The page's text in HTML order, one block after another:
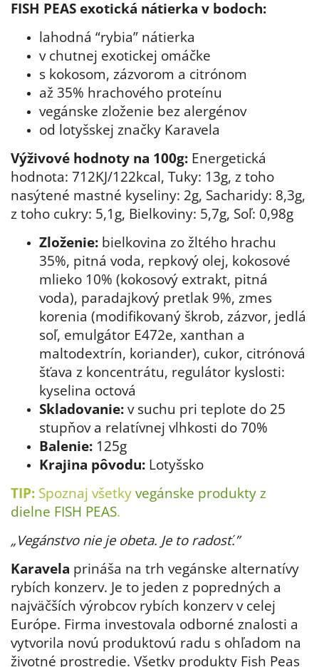
FISH PEAS exotická nátierka v bodoch:
lahodná “rybia” nátierka
v chutnej exotickej omáčke
s kokosom, zázvorom a citrónom
až 35% hrachového proteínu
vegánske zloženie bez alergénov
od lotyšskej značky Karavela
Výživové hodnoty na 100g: Energetická
hodnota: 712KJ/122kcal, Tuky: 13g, z toho
nasýtené mastné kyseliny: 2g, Sacharidy: 8,3g,
z toho cukry: 5,1g, Bielkoviny: 5,7g, Soľ: 0,98g
Zloženie: bielkovina zo žltého hrachu
35%, pitná voda, repkový olej, kokosové
mlieko 10% (kokosový extrakt, pitná
voda), paradajkový pretlak 9%, zmes
korenia (modifikovaný škrob, zázvor, jedlá
soľ, emulgátor E472e, xanthan a
maltodextrín, koriander), cukor, citrónová
šťava z koncentrátu, regulátor kyslosti:
kyselina octová
Skladovanie: v suchu pri teplote do 25
stupňov a relatívnej vlhkosti do 70%
Balenie: 125g
Krajina pôvodu: Lotyšsko
TIP: Spoznaj všetky vegánske produkty z
dielne FISH PEAS.
„Vegánstvo nie je obeta. Je to radosť.”
Karavela prináša na trh vegánske alternatívy
rybích konzerv. Je to jeden z popredných a
najväčších výrobcov rybích konzerv v celej
Európe. Firma investovala odborné znalosti a
vytvorila novú produktovú radu s ohľadom na
životné prostredie. Všetky produkty Fish Peas